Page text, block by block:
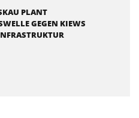
PLANT
GEGEN KIEWS